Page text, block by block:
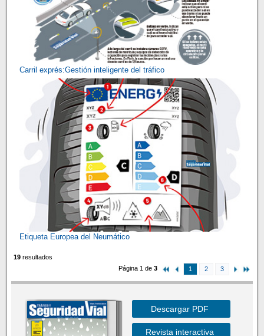
Carril exprés:Gestión inteligente del tráfico
Etiqueta Europea del Neumático
19resultados
Página 1 de3 1 2 3
Descargar PDF
Revista interactiva